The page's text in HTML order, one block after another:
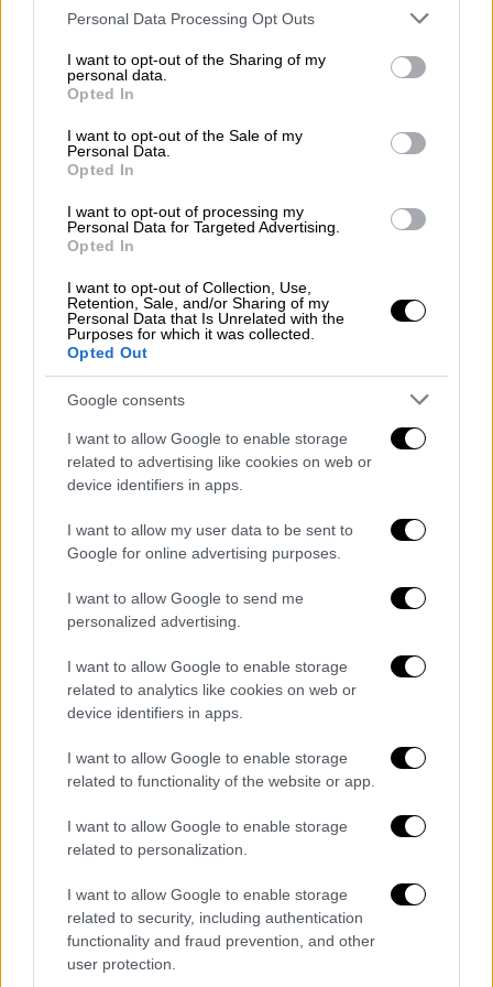
Please note that this website/app uses one or more Google
not limited to your visit or usage behaviour. You may click to
grant or deny consent to Google and its third-party tags to
use your data for below specified purposes in below Google
consent section.
Personal Data Processing Opt Outs
I want to opt-out of the Sharing of my
personal data.
Opted In
I want to opt-out of the Sale of my
Personal Data.
Opted In
I want to opt-out of processing my
Personal Data for Targeted Advertising.
Opted In
I want to opt-out of Collection, Use,
Retention, Sale, and/or Sharing of my
Personal Data that Is Unrelated with the
Purposes for which it was collected.
Opted Out
Google consents
I want to allow Google to enable storage
related to advertising like cookies on web or
device identifiers in apps.
I want to allow my user data to be sent to
Google for online advertising purposes.
I want to allow Google to send me
personalized advertising.
I want to allow Google to enable storage
related to analytics like cookies on web or
device identifiers in apps.
I want to allow Google to enable storage
related to functionality of the website or app.
I want to allow Google to enable storage
related to personalization.
I want to allow Google to enable storage
related to security, including authentication
functionality and fraud prevention, and other
user protection.
Ελλάδα 01.12.2021 03:30
Νέα μέτρα για τις γιορτές: Δωρεάν
self test σε εμβολιασμένους και
ανεμβολίαστους
Ελλάδα|30.11.2021 18:33
«Τρέχουν» να κλείσουν ραντεβού για
εμβόλιο: Κατακόρυφη αύξηση στους
άνω των 60 μετά τα νέα μέτρα
Ειδικότερα σύμφωνα με τα νέα μέτρα που
ανακοίνωσε ο πρωθυπουργός και αναμένεται
να εξειδικεύσει σήμερα ο υπουργός Υγείας
Θάνος Πλεύρης, το πρόστιμο των 100 ευρώ
θα μοιράζεται ουσιαστικά ανά 15 ημέρες.
Παρότι θα επιβάλλεται κάθε μήνα σε όσους
δεν κάνουν το εμβόλιο, εάν κάποιος
αποφασίσει να κάνει την πρώτη δόση πριν ο
μήνας φθάσει 15, θα πληρώνει μόνο 50 ευρώ
και όχι 100.
Ο υποχρεωτικός εμβολιασμός με τα
νέα μέτρα
νέα μέτρα που ανακοίνωσε ο πρωθυπουργός
για τους άνω των 60 ετών έχει προκαλέσει
και αντιδράσεις, αφού πολλοί κρίνουν ότι η
κυβέρνηση έσφαλε με τη συγκεκριμένη
Ωστόσο το μέτρο φαίνεται ότι είχε
αποτελεσματικότητα καθώς τριπλασιάστηκε